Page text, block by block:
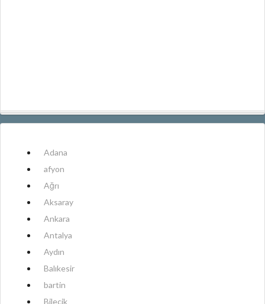
Adana
afyon
Ağrı
Aksaray
Ankara
Antalya
Aydın
Balıkesir
bartin
Bilecik